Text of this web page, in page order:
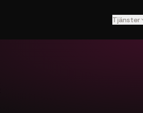
Tjänster